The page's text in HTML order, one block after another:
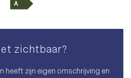
zichtbaar?
heeft zijn eigen omschrijving en